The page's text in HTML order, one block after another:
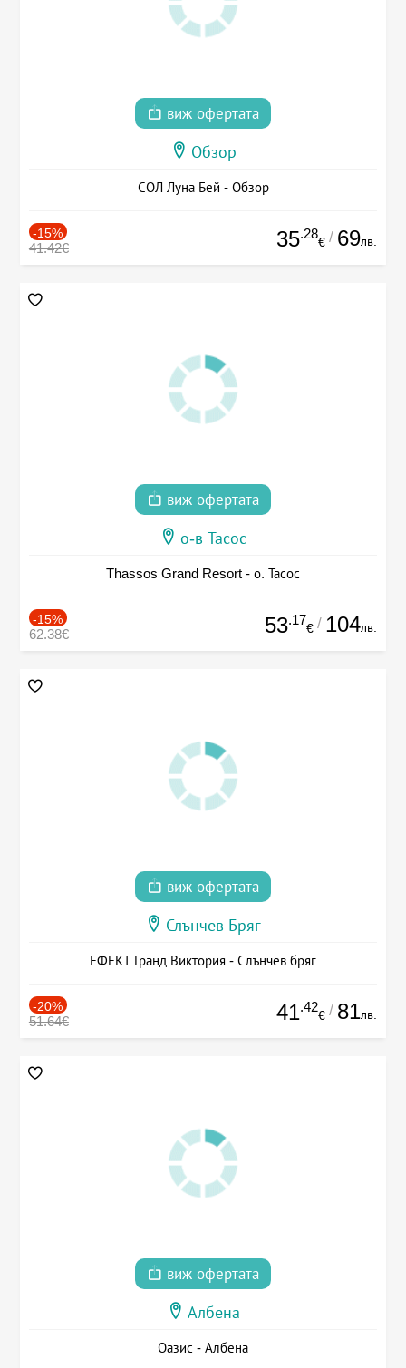
виж офертата
Обзор
СОЛ Луна Бей - Обзор
-15%
41.42€ 35.28
€ / 69лв.
виж офертата
о-в Тасос
Thassos Grand Resort - о. Тасос
-15%
62.38€ 53.17
€ / 104лв.
виж офертата
Слънчев Бряг
ЕФЕКТ Гранд Виктория - Слънчев бряг
-20%
51.64€ 41.42
€ / 81лв.
виж офертата
Албена
Оазис - Албена